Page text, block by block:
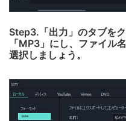
Step3.「出力」のタブを
「MP3」にし、ファイル
選択しましょう。